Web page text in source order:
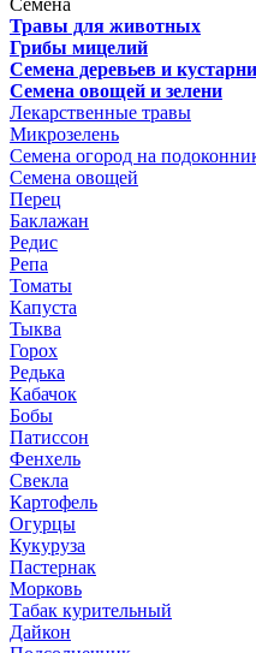
Семена
Травы для животных
Грибы мицелий
Семена деревьев и
Семена овощей и зелени
Лекарственные травы
Микрозелень
Семена огород на
Семена овощей
Перец
Баклажан
Редис
Репа
Томаты
Капуста
Тыква
Горох
Редька
Кабачок
Бобы
Патиссон
Фенхель
Свекла
Картофель
Огурцы
Кукуруза
Пастернак
Морковь
Табак курительный
Дайкон